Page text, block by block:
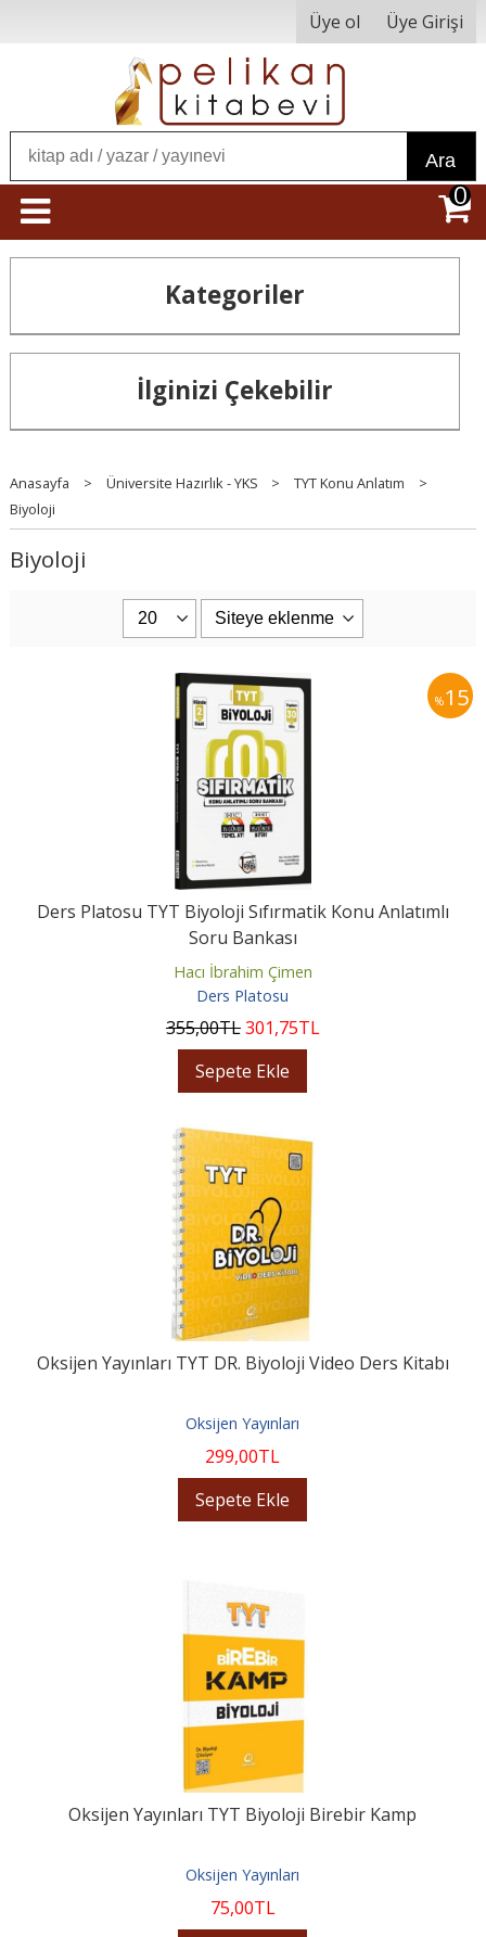
Üye ol Üye Girişi
Ara
0
Kategoriler
İlginizi Çekebilir
Anasayfa > Üniversite Hazırlık - YKS > TYT Konu Anlatım
>
Biyoloji
Biyoloji
%15
Ders Platosu TYT Biyoloji Sıfırmatik Konu Anlatımlı
Soru Bankası
Hacı İbrahim Çimen
Ders Platosu
355,00TL301,75TL
Sepete Ekle
Oksijen Yayınları TYT DR. Biyoloji Video Ders Kitabı
Oksijen Yayınları
299,00TL
Sepete Ekle
Oksijen Yayınları TYT Biyoloji Birebir Kamp
Oksijen Yayınları
75,00TL